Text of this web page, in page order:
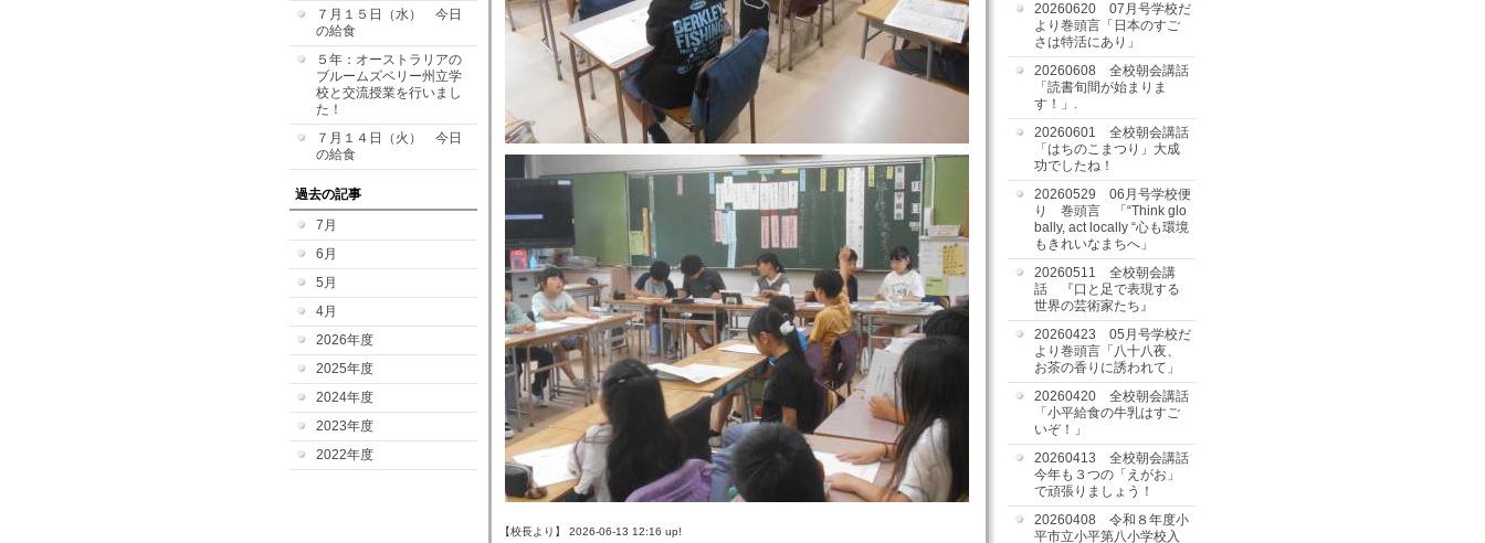
７月１５日（水） 今日
の給食
５年：オーストラリアの
ブルームズベリー州立学
校と交流授業を行いまし
た！
７月１４日（火） 今日
の給食
過去の記事
7月
6月
5月
4月
2026年度
2025年度
2024年度
2023年度
2022年度
【校長より】 2026-06-13 12:16 up!
20260620 07月号学校だ
より巻頭言「日本のすご
さは特活にあり」
20260608 全校朝会講話
「読書旬間が始まりま
す！」.
20260601 全校朝会講話
「はちのこまつり」大成
功でしたね！
20260529 06月号学校便
り 巻頭言 「“Think glo
bally, act locally “心も環境
もきれいなまちへ」
20260511 全校朝会講
話 『口と足で表現する
世界の芸術家たち』
20260423 05月号学校だ
より巻頭言「八十八夜、
お茶の香りに誘われて」
20260420 全校朝会講話
「小平給食の牛乳はすご
いぞ！」
20260413 全校朝会講話
今年も３つの「えがお」
で頑張りましょう！
20260408 令和８年度小
平市立小平第八小学校入